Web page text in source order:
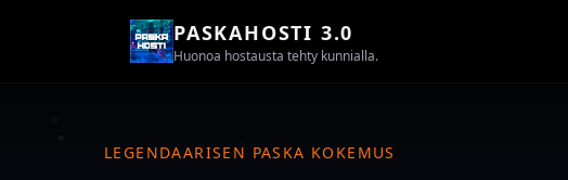
PASKAHOSTI 3.0
Huonoa hostausta tehty kunnialla.
LEGENDAARISEN PASKA KOKEMUS